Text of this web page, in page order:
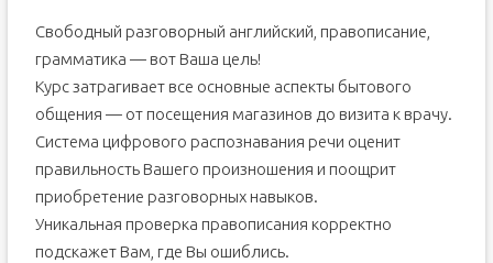
Свободный разговорный английский, правописание,
грамматика — вот Ваша цель!
Курс затрагивает все основные аспекты бытового
общения — от посещения магазинов до визита к врачу.
Система цифрового распознавания речи оценит
правильность Вашего произношения и поощрит
приобретение разговорных навыков.
Уникальная проверка правописания корректно
подскажет Вам, где Вы ошиблись.